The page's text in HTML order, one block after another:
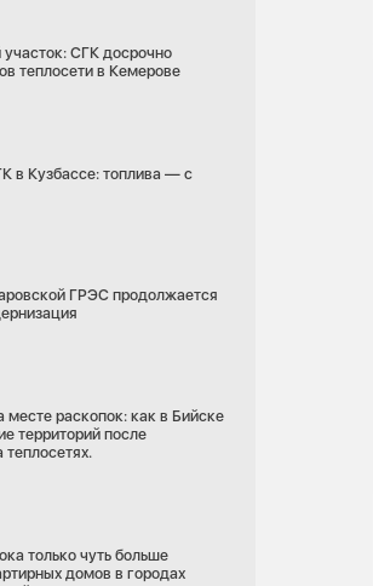
СГК досрочно
теплосети в Кемерове
в Кузбассе: топлива — с
ГРЭС продолжается
месте раскопок: как в Бийске
территорий после
теплосетях.
только чуть больше
домов в городах